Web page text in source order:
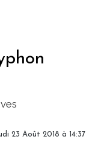
23 Août 2018 à 14:37